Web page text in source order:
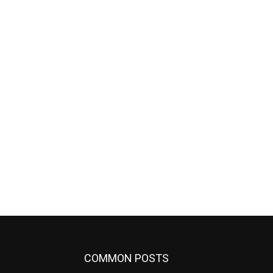
COMMON POSTS